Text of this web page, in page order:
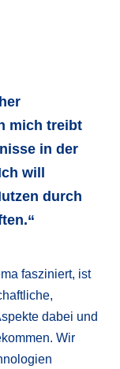
mich treibt
in der
will
durch
fasziniert, ist
dabei und
Wir